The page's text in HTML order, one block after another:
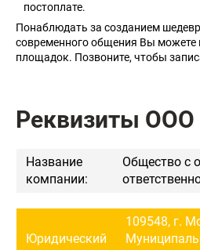
постоплате.
Понаблюдать за созданием
современного общения Вы можете
площадок. Позвоните, чтобы
Реквизиты ООО
Название
компании:
Общество с
Юридический
109548, г.